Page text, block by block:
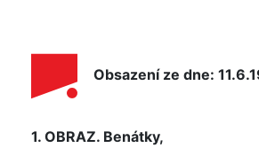
Obsazení ze dne:
1. OBRAZ. Benátky,